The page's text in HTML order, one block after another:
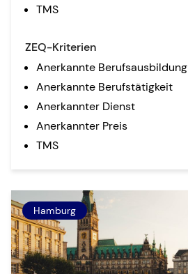
TMS
ZEQ-Kriterien
Anerkannte Berufsausbildung
Anerkannte Berufstätigkeit
Anerkannter Dienst
Anerkannter Preis
TMS
Hamburg